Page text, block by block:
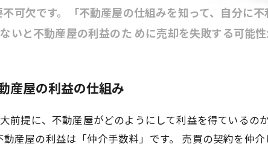
可欠です。「不動産屋の仕組みを知って、自分に
いと不動産屋の利益のた めに売却を失敗する可能
産屋の利益の仕組み
前提に、不動産屋がどのようにして利益を得ているの
動産屋の利益は「仲介手数料」です。 売買の契約を仲